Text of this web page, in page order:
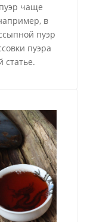
чаще
в
пуэр
пуэра